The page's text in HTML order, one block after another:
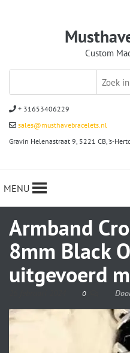
Custom
+ 31653406229
sales@musthavebracelets.nl
Gravin Helenastraat 9, 5221 CB, ‘s-
MENU
Armband
8mm Black
uitgevoerd
0